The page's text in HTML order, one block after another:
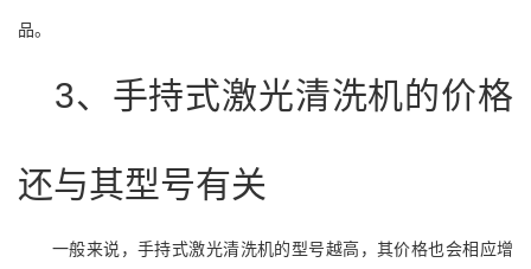
品。
3、手持式激光清洗机的价格
还与其型号有关
一般来说，手持式激光清洗机的型号越高，其价格也会相应增